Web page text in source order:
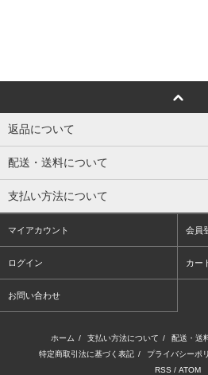
返品について
配送・送料について
支払い方法について
マイアカウント 会員
ログイン カー
お問い合わせ
ホーム / 支払い方法について / 配送・送
特定商取引法に基づく表記 / プライバシーポ
RSS / ATOM